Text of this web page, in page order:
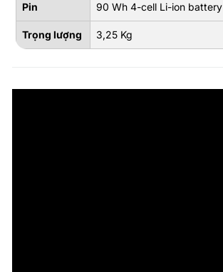
Pin 90 Wh 4-cell Li-ion battery
Trọng lượng 3,25 Kg